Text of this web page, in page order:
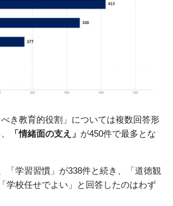
き教育的役割」については複数回答形
「情緒面の支え」 が450件で最多とな
「学習習慣」が338件と続き、「道徳観
学校任せでよい」と回答したのはわず